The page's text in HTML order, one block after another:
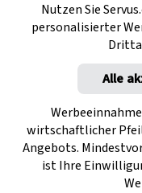
Nutzen Sie
personalisierter
Alle
wirtschaftlicher
Angebots.
ist Ihre